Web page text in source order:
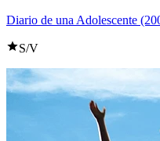
Diario de una Adolescente
S/V